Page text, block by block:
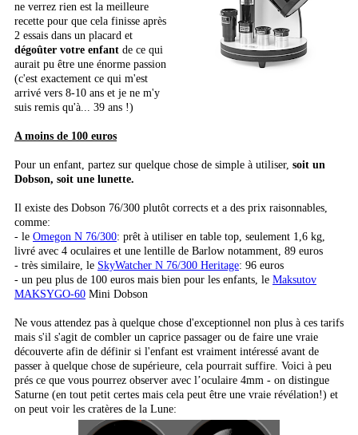
ne verrez rien est la meilleure
recette pour que cela finisse après
2 essais dans un placard et
dégoûter votre enfant de ce qui
aurait pu être une énorme passion
(c'est exactement ce qui m'est
arrivé vers 8-10 ans et je ne m'y
suis remis qu'à... 39 ans !)
A moins de 100 euros
Pour un enfant, partez sur quelque chose de simple à utiliser, soit un
Dobson, soit une lunette.
Il existe des Dobson 76/300 plutôt corrects et a des prix raisonnables,
comme:
- le Omegon N 76/300: prêt à utiliser en table top, seulement 1,6 kg,
livré avec 4 oculaires et une lentille de Barlow notamment, 89 euros
- très similaire, le SkyWatcher N 76/300 Heritage: 96 euros
- un peu plus de 100 euros mais bien pour les enfants, le Maksutov
MAKSYGO-60 Mini Dobson
Ne vous attendez pas à quelque chose d'exceptionnel non plus à ces tarifs
mais s'il s'agit de combler un caprice passager ou de faire une vraie
découverte afin de définir si l'enfant est vraiment intéressé avant de
passer à quelque chose de supérieure, cela pourrait suffire. Voici à peu
prés ce que vous pourrez observer avec l’oculaire 4mm - on distingue
Saturne (en tout petit certes mais cela peut être une vraie révélation!) et
on peut voir les cratères de la Lune: